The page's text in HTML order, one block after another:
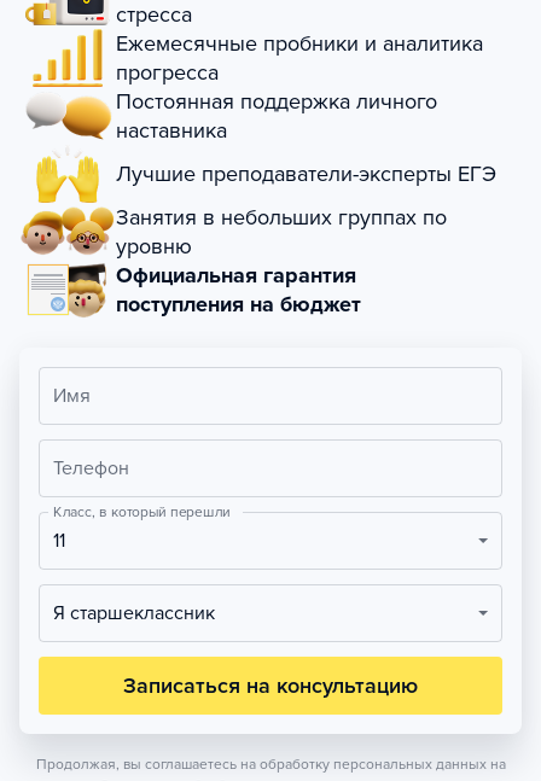
стресса
Ежемесячные пробники и аналитика
прогресса
Постоянная поддержка личного
наставника
Лучшие преподаватели-эксперты ЕГЭ
Занятия в небольших группах по
уровню
Официальная гарантия
поступления на бюджет
Имя
Телефон
Класс, в который перешли
11
Я старшеклассник
Записаться на консультацию
Продолжая, вы соглашаетесь на обработку персональных данных на